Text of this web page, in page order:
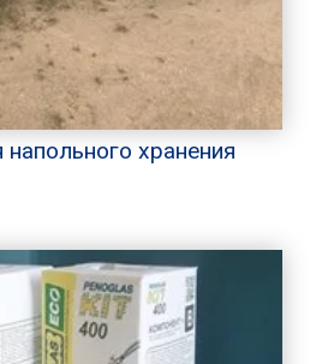
хранения